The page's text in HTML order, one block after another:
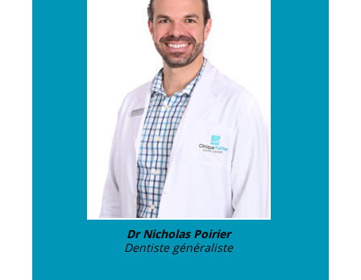
Dr Nicholas Poirier
Dentiste généraliste